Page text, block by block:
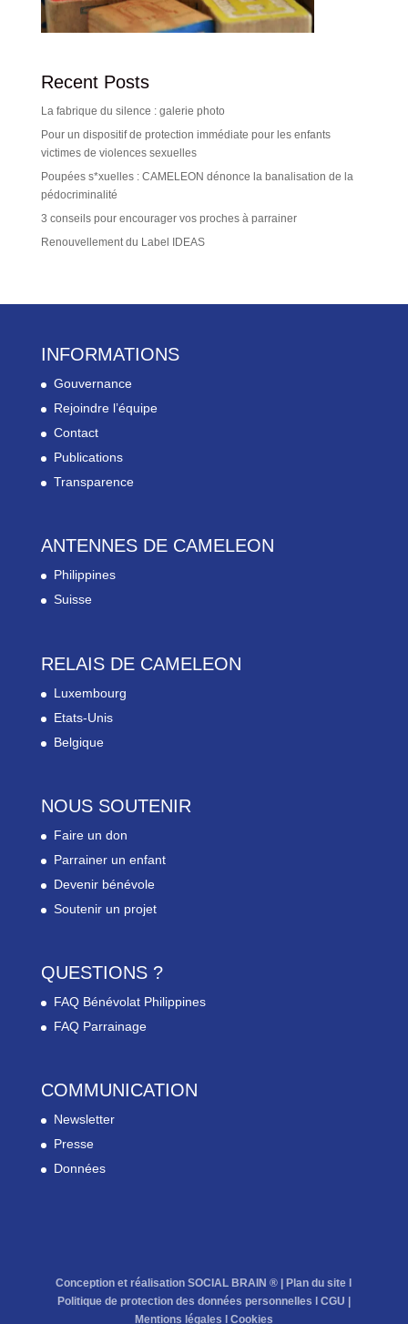
Recent Posts
La fabrique du silence : galerie photo
Pour un dispositif de protection immédiate pour les enfants
victimes de violences sexuelles
Poupées s*xuelles : CAMELEON dénonce la banalisation de la
pédocriminalité
3 conseils pour encourager vos proches à parrainer
Renouvellement du Label IDEAS
INFORMATIONS
Gouvernance
Rejoindre l’équipe
Contact
Publications
Transparence
ANTENNES DE CAMELEON
Philippines
Suisse
RELAIS DE CAMELEON
Luxembourg
Etats-Unis
Belgique
NOUS SOUTENIR
Faire un don
Parrainer un enfant
Devenir bénévole
Soutenir un projet
QUESTIONS ?
FAQ Bénévolat Philippines
FAQ Parrainage
COMMUNICATION
Newsletter
Presse
Données
Conception et réalisation SOCIAL BRAIN ® | Plan du site
Politique de protection des données personnelles
CGU
Mentions légales
Cookies